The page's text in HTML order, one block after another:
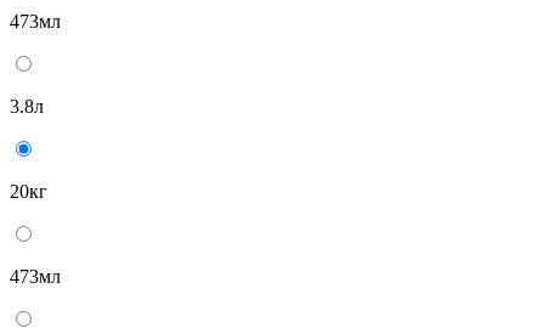
473мл
3.8л
20кг
473мл